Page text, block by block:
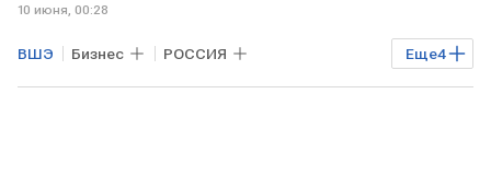
ООН Минвостокразвития
10 июня, 00:28
Еще4
ВШЭ Бизнес РОССИЯ
Промышленность ГЕРМАНИЯ